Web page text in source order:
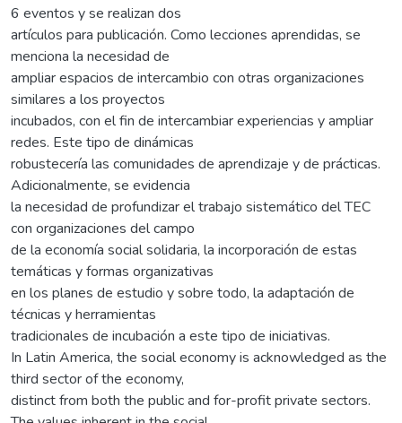
6 eventos y se realizan dos
artículos para publicación. Como lecciones aprendidas, se
menciona la necesidad de
ampliar espacios de intercambio con otras organizaciones
similares a los proyectos
incubados, con el fin de intercambiar experiencias y ampliar
redes. Este tipo de dinámicas
robustecería las comunidades de aprendizaje y de prácticas.
Adicionalmente, se evidencia
la necesidad de profundizar el trabajo sistemático del TEC
con organizaciones del campo
de la economía social solidaria, la incorporación de estas
temáticas y formas organizativas
en los planes de estudio y sobre todo, la adaptación de
técnicas y herramientas
tradicionales de incubación a este tipo de iniciativas.
In Latin America, the social economy is acknowledged as the
third sector of the economy,
distinct from both the public and for-profit private sectors.